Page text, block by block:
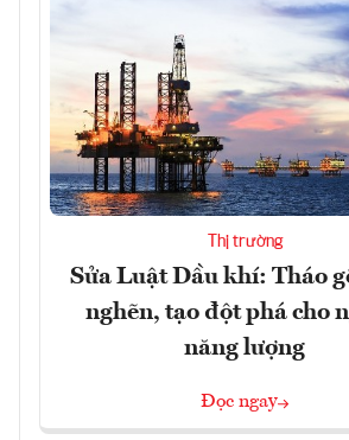
Thị trường
Sửa Luật Dầu khí: Tháo
nghẽn, tạo đột phá cho
năng lượng
Đọc ngay